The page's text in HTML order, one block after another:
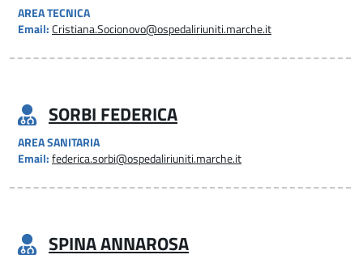
AREA TECNICA
Email: Cristiana.Socionovo@ospedaliriuniti.marche.it
SORBI FEDERICA
AREA SANITARIA
Email: federica.sorbi@ospedaliriuniti.marche.it
SPINA ANNAROSA